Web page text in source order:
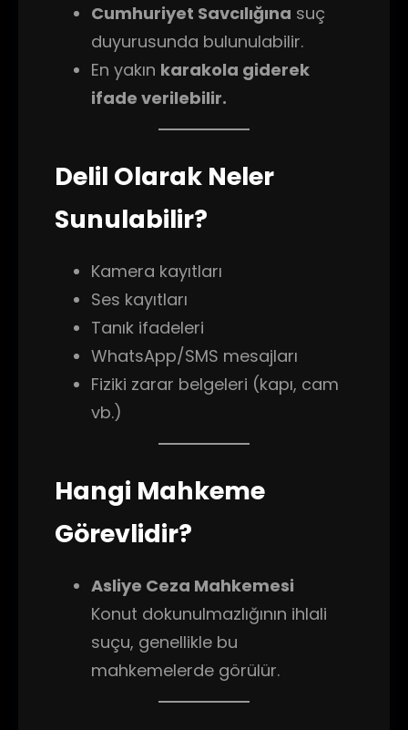
Cumhuriyet Savcılığına suç
duyurusunda bulunulabilir.
En yakın karakola giderek
ifade verilebilir.
Delil Olarak Neler
Sunulabilir?
Kamera kayıtları
Ses kayıtları
Tanık ifadeleri
WhatsApp/SMS mesajları
Fiziki zarar belgeleri (kapı, cam
vb.)
Hangi Mahkeme
Görevlidir?
Asliye Ceza Mahkemesi
Konut dokunulmazlığının ihlali
suçu, genellikle bu
mahkemelerde görülür.